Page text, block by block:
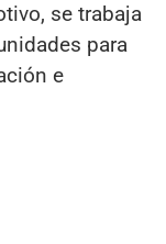
se trabaja
para
e